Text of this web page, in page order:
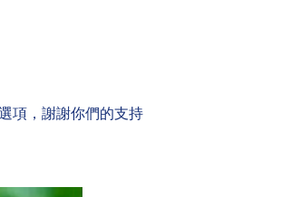
項，謝謝你們的支持